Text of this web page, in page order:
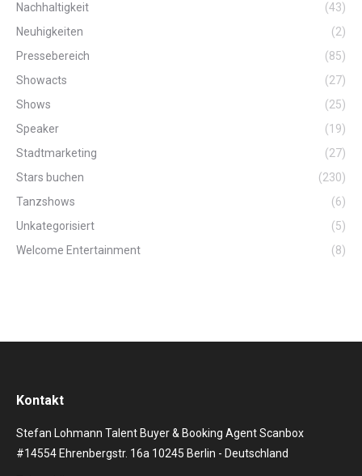
Nachhaltigkeit
(43)
Neuhigkeiten
(2)
Pressebereich
(85)
Showacts
(27)
Shows
(25)
Speaker
(19)
Stadtmarketing
(27)
Stars buchen
(230)
Tanzshows
(6)
Unkategorisiert
(5)
Welcome Entertainment
(8)
Kontakt
Stefan Lohmann Talent Buyer & Booking Agent Scanbox
#14554 Ehrenbergstr. 16a 10245 Berlin - Deutschland